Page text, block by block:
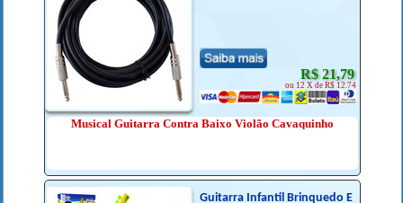
R$ 21,79
ou 12 X de R$ 12.74
Musical Guitarra Contra Baixo Violão Cavaquinho
Guitarra Infantil Brinquedo E